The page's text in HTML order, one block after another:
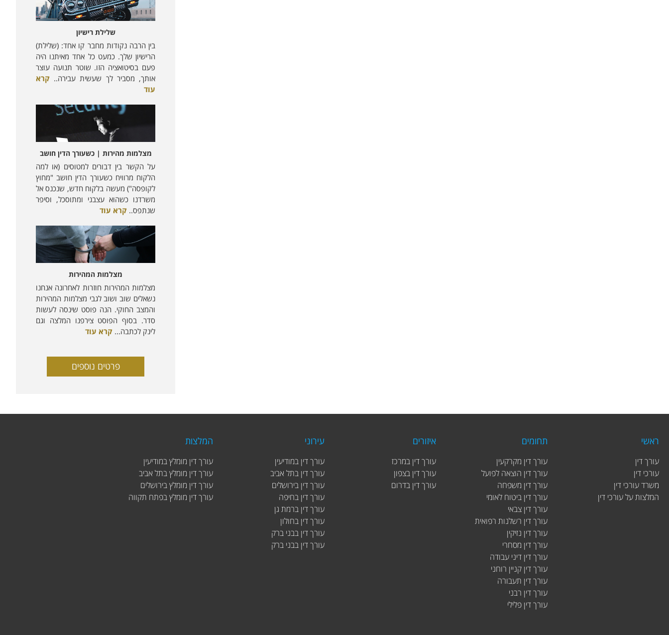
שלילת רישיון
בין הרבה נקודות מחבר קו אחד: (שלילת)
הרישיון שלך. כמעט כל אחד מאיתנו היה
פעם בסיטואציה הזו. שוטר תנועה עוצר
אותך, מסביר לך שעשית עבירה.. קרא
עוד
מצלמות מהירות | כשעורך הדין חושב
על הקשר בין דבורים למטוסים (או למה
הלקוח מרוויח כשעורך הדין חושב "מחוץ
לקופסה") מעשה בלקוח חדש, שנכנס אל
משרדנו כשהוא עצבני ומתוסכל, וסיפר
שנתפס.. קרא עוד
מצלמות המהירות
מצלמות המהירות חוזרות לאחרונה אנחנו
נשאלים שוב ושוב לגבי מצלמות המהירות
והמצב החוקי. הנה פוסט שינסה לעשות
סדר. בסוף הפוסט צירפנו המלצה וגם
לינק לכתבה... קרא עוד
פרטים נוספים
ראשי
עורך דין
עורכי דין
משרד עורכי דין
המלצות על עורכי דין
תחומים
עורך דין מקרקעין
עורך דין הוצאה לפועל
עורך דין משפחה
עורך דין ביטוח לאומי
עורך דין צבאי
עורך דין רשלנות רפואית
עורך דין נזיקין
עורך דין מסחרי
עורך דין דיני עבודה
עורך דין קניין רוחני
עורך דין תעבורה
עורך דין רבני
עורך דין פלילי
איזורים
עורך דין במרכז
עורך דין בצפון
עורך דין בדרום
עירוני
עורך דין במודיעין
עורך דין בתל אביב
עורך דין בירושלים
עורך דין בחיפה
עורך דין ברמת גן
עורך דין בחולון
עורך דין בבני ברק
עורך דין בבני ברק
המלצות
עורך דין מומלץ במודיעין
עורך דין מומלץ בתל אביב
עורך דין מומלץ בירושלים
עורך דין מומלץ בפתח תקווה